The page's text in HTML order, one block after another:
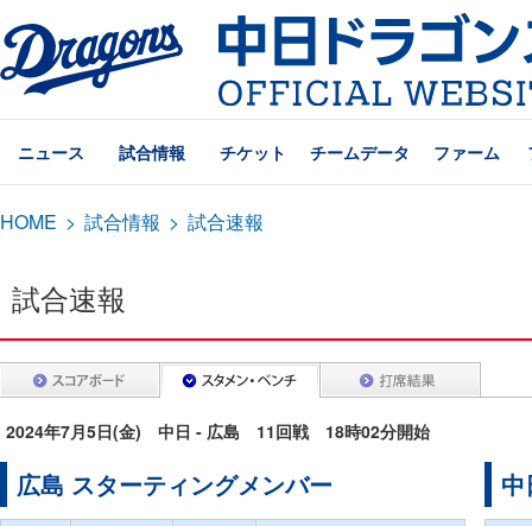
ニュース 試合情報 チケット チームデータ ファーム
HOME > 試合情報 > 試合速報
試合速報
2024年7月5日(金) 中日 - 広島 11回戦 18時02分開始
広島 スターティングメンバー